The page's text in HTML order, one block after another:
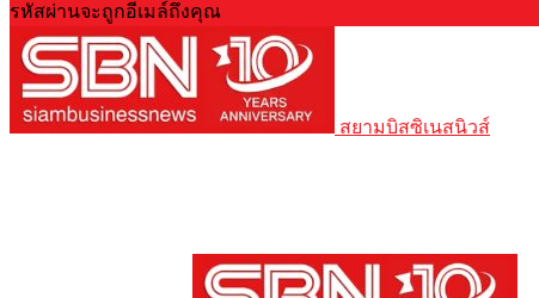
รหัสผ่านจะถูกอีเมล์ถึงคุณ
สยามบิสซิเนสนิวส์